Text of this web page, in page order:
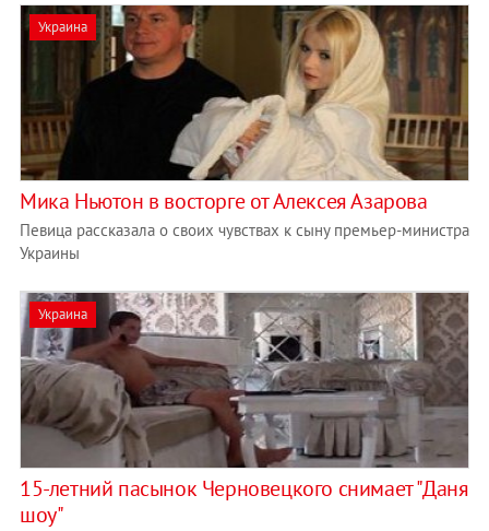
Украина
Мика Ньютон в восторге от Алексея Азарова
Певица рассказала о своих чувствах к сыну премьер-министра
Украины
Украина
15-летний пасынок Черновецкого снимает "Даня
шоу"